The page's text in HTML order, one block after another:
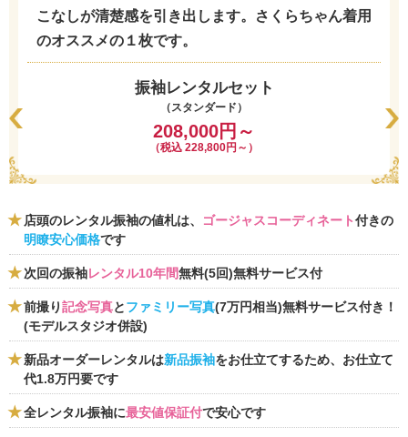
こなしが清楚感を引き出します。さくらちゃん着用
のオススメの１枚です。
振袖レンタルセット
（スタンダード）
208,000円～
（税込 228,800円～）
店頭のレンタル振袖の値札は、 ゴージャスコーディネート付きの
明瞭安心価格です
次回の振袖レンタル10年間無料(5回)無料サービス付
前撮り記念写真とファミリー写真(7万円相当)無料サービス付き！
(モデルスタジオ併設)
新品オーダーレンタルは新品振袖をお仕立てするため、お仕立て
代1.8万円要です
全レンタル振袖に最安値保証付で安心です